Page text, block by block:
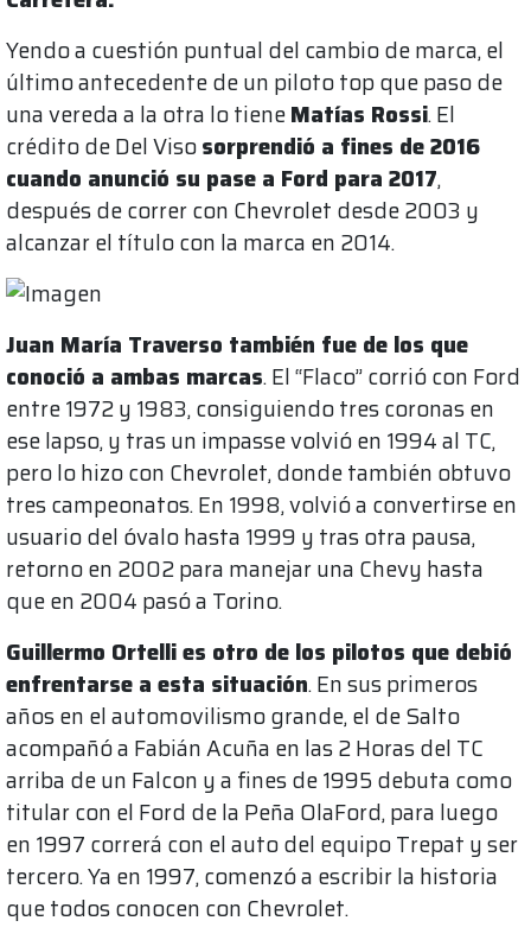
Yendo a cuestión puntual del cambio de marca, el
último antecedente de un piloto top que paso de
una vereda a la otra lo tieneMatías Rossi. El
crédito de Del Visosorprendió a fines de 2016
cuando anunció su pase a Ford para 2017,
después de correr con Chevrolet desde 2003 y
alcanzar el título con la marca en 2014.
Juan María Traverso también fue de los que
conoció a ambas marcas. El “Flaco” corrió con Ford
entre 1972 y 1983, consiguiendo tres coronas en
ese lapso, y tras un impasse volvió en 1994 al TC,
pero lo hizo con Chevrolet, donde también obtuvo
tres campeonatos. En 1998, volvió a convertirse en
usuario del óvalo hasta 1999 y tras otra pausa,
retorno en 2002 para manejar una Chevy hasta
que en 2004 pasó a Torino.
Guillermo Ortelli es otro de los pilotos que debió
enfrentarse a esta situación. En sus primeros
años en el automovilismo grande, el de Salto
acompañó a Fabián Acuña en las 2 Horas del TC
arriba de un Falcon y a fines de 1995 debuta como
titular con el Ford de la Peña OlaFord, para luego
en 1997 correrá con el auto del equipo Trepat y ser
tercero. Ya en 1997, comenzó a escribir la historia
que todos conocen con Chevrolet.